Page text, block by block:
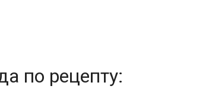
по рецепту: